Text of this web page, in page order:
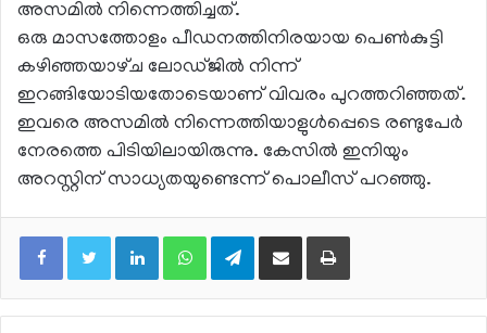
അസമിൽ നിന്നെത്തിച്ചത്‌.
ഒരു മാസത്തോളം പീഡനത്തിനിരയായ പെൺകുട്ടി
കഴിഞ്ഞയാഴ്‌ച ലോഡ്‌ജിൽ നിന്ന്‌
ഇറങ്ങിയോടിയതോടെയാണ്‌ വിവരം പുറത്തറിഞ്ഞത്‌.
ഇവരെ അസമിൽ നിന്നെത്തിയാളുൾപ്പെടെ രണ്ടുപേർ
നേരത്തെ പിടിയിലായിരുന്നു. കേസിൽ ഇനിയും
അറസ്റ്റിന്‌ സാധ്യതയുണ്ടെന്ന്‌ പൊലീസ്‌ പറഞ്ഞു.
LinkedInWhatsAppTelegramShare via Email Print